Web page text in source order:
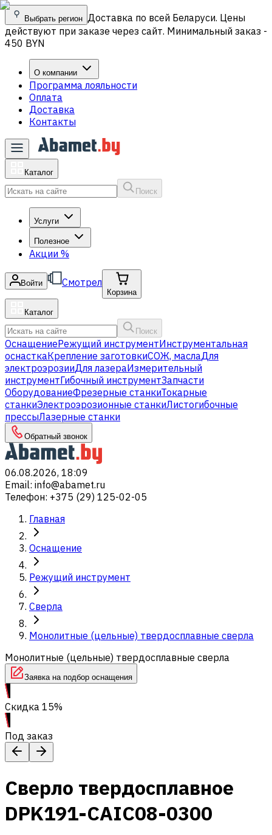
Выбрать регион Доставка по всей Беларуси. Цены
действуют при заказе через сайт. Минимальный заказ -
450 BYN
О компании
Программа лояльности
Оплата
Доставка
Контакты
Каталог
Поиск
Услуги
Полезное
Акции %
Войти Смотрел
Корзина
Каталог
Поиск
ОснащениеРежущий инструментИнструментальная
оснасткаКрепление заготовкиСОЖ, маслаДля
электроэрозииДля лазераИзмерительный
инструментГибочный инструментЗапчасти
ОборудованиеФрезерные станкиТокарные
станкиЭлектроэрозионные станкиЛистогибочные
прессыЛазерные станки
Обратный звонок
06.08.2026, 18:09
Email: info@abamet.ru
Телефон: +375 (29) 125-02-05
Главная
Оснащение
Режущий инструмент
Сверла
Монолитные (цельные) твердосплавные сверла
Монолитные (цельные) твердосплавные сверла
Заявка на подбор оснащения
Скидка 15%
Под заказ
Сверло твердосплавное
DPK191-CAIC08-0300